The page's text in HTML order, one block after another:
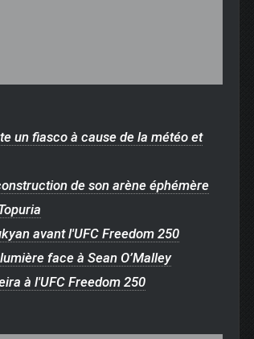
un fiasco à cause de la météo et
de son arène éphémère
avant l'UFC Freedom 250
face à Sean O’Malley
à l'UFC Freedom 250